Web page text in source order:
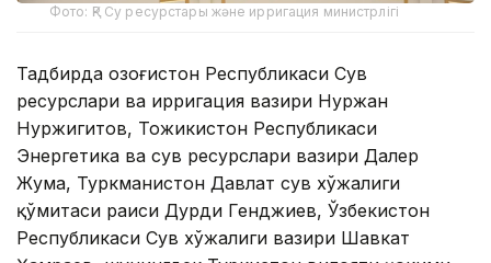
Фото: ҚР Су ресурстары және ирригация министрлігі
Тадбирда Қозоғистон Республикаси Сув
ресурслари ва ирригация вазири Нуржан
Нуржигитов, Тожикистон Республикаси
Энергетика ва сув ресурслари вазири Далер
Жума, Туркманистон Давлат сув хўжалиги
қўмитаси раиси Дурди Генджиев, Ўзбекистон
Республикаси Сув хўжалиги вазири Шавкат